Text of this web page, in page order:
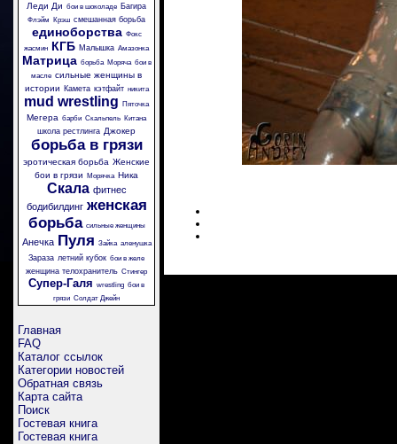
Леди Ди бои в шоколаде Багира
Флэйм Крэш смешанная борьба
единоборства Фокс
жасмин КГБ Малышка Амазонка
Матрица борьба Моряча бои в
масле сильные женщины в
истории Камета кэтфайт никита
mud wrestling Пяточка
Мегера барби Скальпель Китана
школа рестлинга Джокер
борьба в грязи
эротическая борьба Женские
бои в грязи
Морячка Ника
Скала фитнес
бодибилдинг женская
борьба сильные женщины
Анечка Пуля Зайка аленушка
Зараза летний кубок бои в желе
женщина телохранитель Стингер
Супер-Галя wrestling бои в
грязи Солдат Джейн
Главная
FAQ
Каталог ссылок
Категории новостей
Обратная связь
Карта сайта
Поиск
Гостевая книга
Гостевая книга